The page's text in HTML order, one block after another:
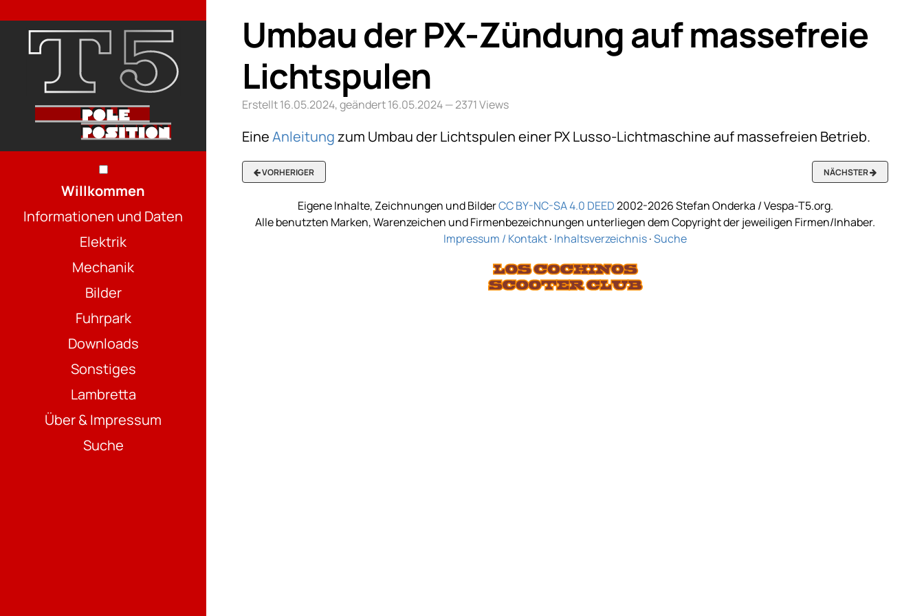
Willkommen
Informationen und Daten
Elektrik
Mechanik
Bilder
Fuhrpark
Downloads
Sonstiges
Lambretta
Über & Impressum
Suche
Umbau der PX-Zündung auf massefreie
Lichtspulen
Erstellt 16.05.2024, geändert 16.05.2024— 2371 Views
EineAnleitungzum Umbau der Lichtspulen einer PX Lusso-Lichtmaschine auf massefreien Betrieb.
VORHERIGER NÄCHSTER
Eigene Inhalte, Zeichnungen und BilderCC BY-NC-SA 4.0 DEED2002-2026 Stefan Onderka / Vespa-T5.org.
Alle benutzten Marken, Warenzeichen und Firmenbezeichnungen unterliegen dem Copyright der jeweiligen Firmen/Inhaber.
Impressum / Kontakt· Inhaltsverzeichnis·Suche